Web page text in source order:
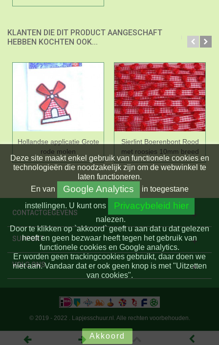
KLANTEN DIE DIT PRODUCT AANGESCHAFT
HEBBEN KOCHTEN OOK...
Hollandse applicatie Grote
rode molen
Sierlint Boerenbont Rood
met roosjes 10mm breed
CONTACTGEGEVENS
SUPPORT
VOLG ONS
Deze site maakt enkel gebruik van functionele cookies en
technologieën die noodzakelijk zijn om de webwinkel te
laten functioneren.
En van Google Analytics
in toegestane
instellingen. U kunt ons Privacybeleid hier
nalezen.
Door te klikken op `akkoord` geeft u aan dat u dat gelezen
heeft en geen bezwaar heeft tegen het gebruik van
functionele cookies en Google analytics.
Er worden geen trackingcookies gebruikt, daar doen we
niet aan. Vandaar dat er ook geen knop is met "Uitzetten
van cookies".
Akkoord
© 2019 - 2022 . Lapjesschuur.nl. Alle rechten voorbehouden.